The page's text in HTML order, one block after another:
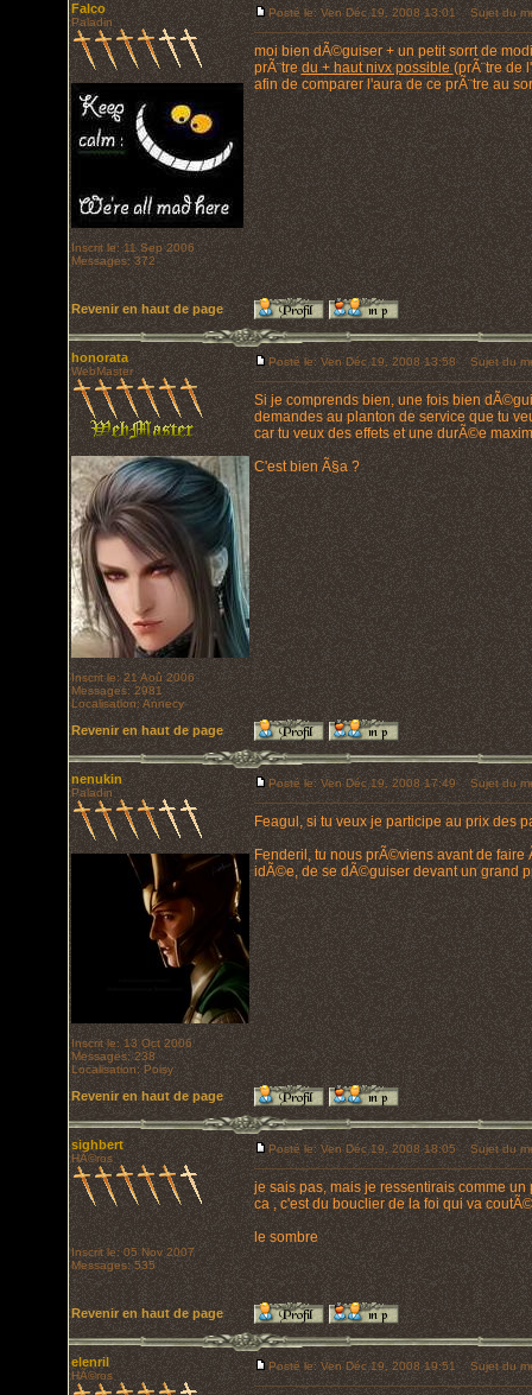
Falco
Paladin
Inscrit le: 11 Sep 2006
Messages: 372
Posté le: Ven Déc 19, 2008 13:01 Sujet du
moi bien dÃ©guiser + un petit sorrt de
prÃ¨tredu + haut nivx possible(prÃ¨tre de
afin de comparer l'aura de ce prÃ¨tre au
Revenir en haut de page
honorata
WebMaster
Inscrit le: 21 Aoû 2006
Messages: 2981
Localisation: Annecy
Posté le: Ven Déc 19, 2008 13:58 Sujet du
Si je comprends bien, une fois bien
demandes au planton de service que tu
car tu veux des effets et une durÃ©e
C'est bien Ã§a ?
Revenir en haut de page
nenukin
Paladin
Inscrit le: 13 Oct 2006
Messages: 238
Localisation: Poisy
Posté le: Ven Déc 19, 2008 17:49 Sujet du
Feagul, si tu veux je participe au prix des
Fenderil, tu nous prÃ©viens avant de
idÃ©e, de se dÃ©guiser devant un grand
Revenir en haut de page
sighbert
HÃ©ros
Inscrit le: 05 Nov 2007
Messages: 535
Posté le: Ven Déc 19, 2008 18:05 Sujet du
je sais pas, mais je ressentirais comme
ca , c'est du bouclier de la foi qui va
le sombre
Revenir en haut de page
elenril
HÃ©ros
Posté le: Ven Déc 19, 2008 19:51 Sujet du